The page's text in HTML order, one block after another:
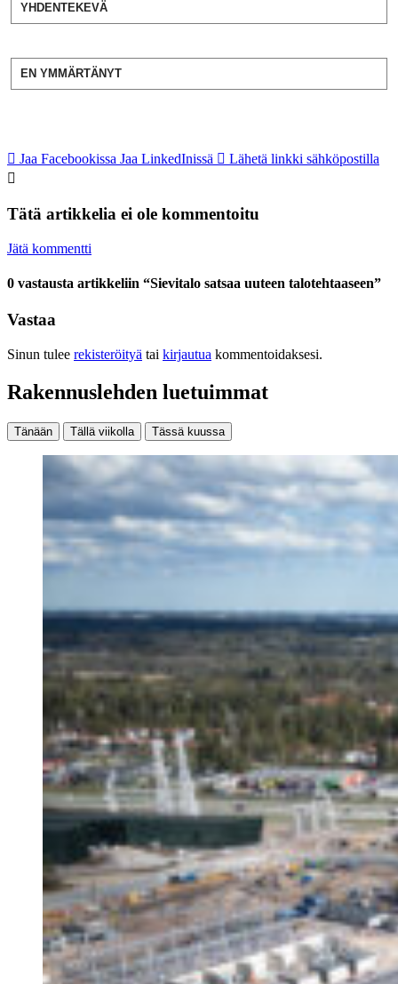
YHDENTEKEVÄ
EN YMMÄRTÄNYT
Jaa Facebookissa Jaa LinkedInissä Lähetä linkki sähköpostilla
Tätä artikkelia ei ole kommentoitu
Jätä kommentti
0 vastausta artikkeliin “Sievitalo satsaa uuteen talotehtaaseen”
Vastaa
Sinun tulee rekisteröityä tai kirjautua kommentoidaksesi.
Rakennuslehden luetuimmat
Tänään Tällä viikolla Tässä kuussa